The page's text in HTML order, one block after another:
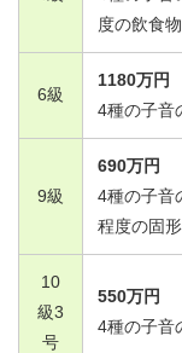
度の飲食
6級
1180万円
4種の子音
9級
690万円
4種の子音
程度の固
10
級3
号
550万円
4種の子音